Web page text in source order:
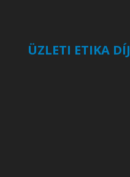
ÜZLETI ETIKA DÍJ